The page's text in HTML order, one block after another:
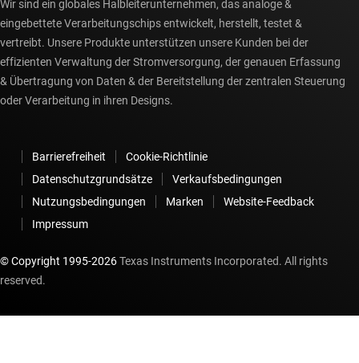
Wir sind ein globales Halbleiterunternehmen, das analoge &
eingebettete Verarbeitungschips entwickelt, herstellt, testet &
vertreibt. Unsere Produkte unterstützen unsere Kunden bei der
effizienten Verwaltung der Stromversorgung, der genauen Erfassung
& Übertragung von Daten & der Bereitstellung der zentralen Steuerung
oder Verarbeitung in ihren Designs.
Barrierefreiheit
Cookie-Richtlinie
Datenschutzgrundsätze
Verkaufsbedingungen
Nutzungsbedingungen
Marken
Website-Feedback
Impressum
© Copyright 1995-2026Texas Instruments Incorporated. All rights
reserved.